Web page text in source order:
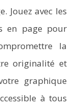
Jouez avec les
en page pour
la
originalité et
graphique
à tous